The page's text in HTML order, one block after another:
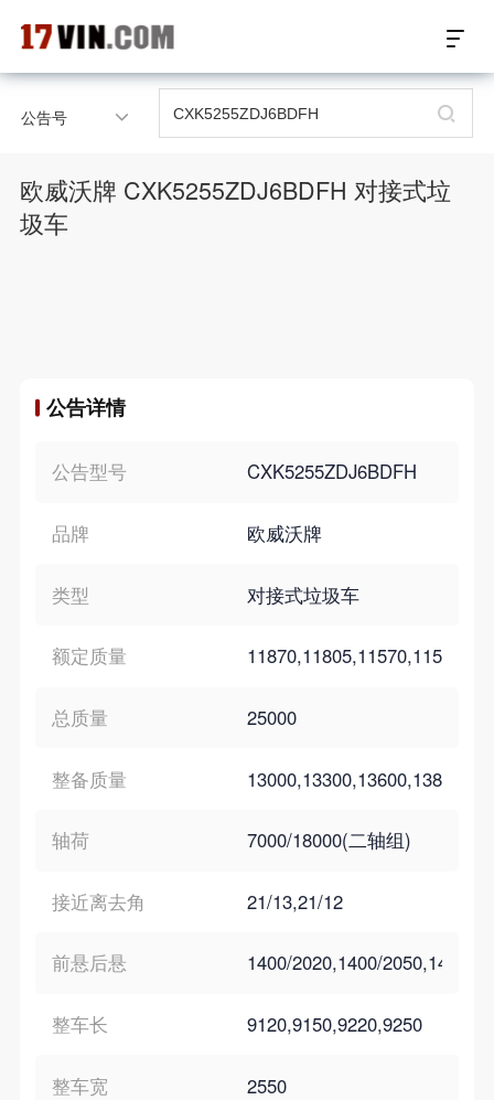
17VIN车架号查询首页
关于我们
公告号
欧威沃牌 CXK5255ZDJ6BDFH 对接式垃
圾车
公告详情
公告型号 CXK5255ZDJ6BDFH
品牌 欧威沃牌
类型 对接式垃圾车
额定质量
总质量 25000
整备质量
轴荷 7000/18000(二轴组)
接近离去角 21/13,21/12
前悬后悬 1400/2020,1400/2050,1400/
整车长 9120,9150,9220,9250
整车宽 2550